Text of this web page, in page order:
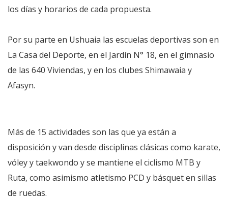
los días y horarios de cada propuesta.
Por su parte en Ushuaia las escuelas deportivas son en
La Casa del Deporte, en el Jardín N° 18, en el gimnasio
de las 640 Viviendas, y en los clubes Shimawaia y
Afasyn.
Más de 15 actividades son las que ya están a
disposición y van desde disciplinas clásicas como karate,
vóley y taekwondo y se mantiene el ciclismo MTB y
Ruta, como asimismo atletismo PCD y básquet en sillas
de ruedas.